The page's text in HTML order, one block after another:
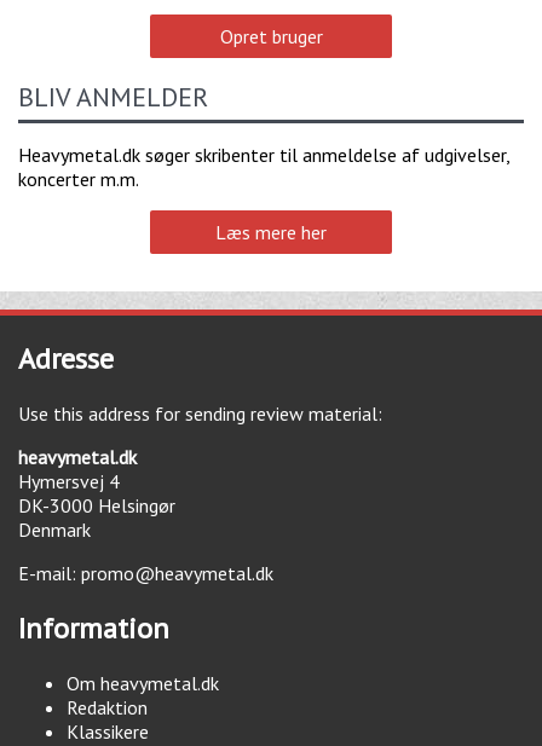
Opret bruger
BLIV ANMELDER
Heavymetal.dk søger skribenter til anmeldelse af udgivelser,
koncerter m.m.
Læs mere her
Adresse
Use this address for sending review material:
heavymetal.dk
Hymersvej 4
DK-3000 Helsingør
Denmark
E-mail: promo@heavymetal.dk
Information
Om heavymetal.dk
Redaktion
Klassikere